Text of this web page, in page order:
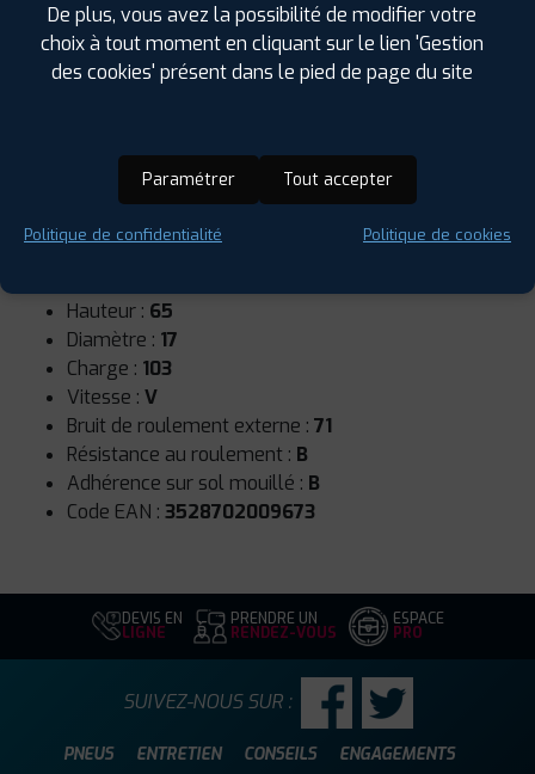
Saison :
4 Saisons
Hauteur : 65
Diamètre : 17
Charge : 103
Vitesse : V
Bruit de roulement externe : 71
Résistance au roulement : B
Adhérence sur sol mouillé : B
Code EAN : 3528702009673
DEVIS EN
LIGNE
PRENDRE UN
RENDEZ-VOUS
ESPACE
PRO
PNEUS ENTRETIEN CONSEILS ENGAGEMENTS
SUIVEZ-NOUS SUR :
De plus, vous avez la possibilité de modifier votre
choix à tout moment en cliquant sur le lien 'Gestion
des cookies' présent dans le pied de page du site
Paramétrer Tout accepter
Politique de confidentialité Politique de cookies